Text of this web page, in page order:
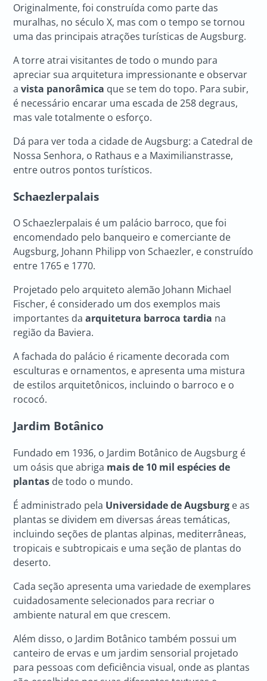
Originalmente, foi construída como parte das
muralhas, no século X, mas com o tempo se tornou
uma das principais atrações turísticas de Augsburg.
A torre atrai visitantes de todo o mundo para
apreciar sua arquitetura impressionante e observar
avista panorâmica que se tem do topo. Para subir,
é necessário encarar uma escada de 258 degraus,
mas vale totalmente o esforço.
Dá para ver toda a cidade de Augsburg: a Catedral de
Nossa Senhora, o Rathaus e a Maximilianstrasse,
entre outros pontos turísticos.
Schaezlerpalais
O Schaezlerpalais é um palácio barroco, que foi
encomendado pelo banqueiro e comerciante de
Augsburg, Johann Philipp von Schaezler, e construído
entre 1765 e 1770.
Projetado pelo arquiteto alemão Johann Michael
Fischer, é considerado um dos exemplos mais
importantes daarquitetura barroca tardia na
região da Baviera.
A fachada do palácio é ricamente decorada com
esculturas e ornamentos, e apresenta uma mistura
de estilos arquitetônicos, incluindo o barroco e o
rococó.
Jardim Botânico
Fundado em 1936, o Jardim Botânico de Augsburg é
um oásis que abriga mais de 10 mil espécies de
plantas de todo o mundo.
É administrado pela Universidade de Augsburg e as
plantas se dividem em diversas áreas temáticas,
incluindo seções de plantas alpinas, mediterrâneas,
tropicais e subtropicais e uma seção de plantas do
deserto.
Cada seção apresenta uma variedade de exemplares
cuidadosamente selecionados para recriar o
ambiente natural em que crescem.
Além disso, o Jardim Botânico também possui um
canteiro de ervas e um jardim sensorial projetado
para pessoas com deficiência visual, onde as plantas